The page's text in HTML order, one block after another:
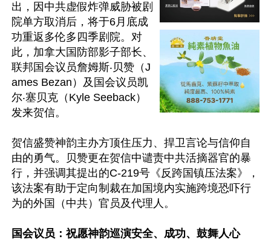
出，因中共虚假炸弹威胁被剧
院单方取消后，将于6月底成
功重返多伦多四季剧院。对
此，加拿大国防部影子部长、
联邦国会议员詹姆斯‧贝赞（J
ames Bezan）及国会议员凯
尔‧塞贝克（Kyle Seeback）
发来贺信。
贺信盛赞神韵主办方顶住压力、捍卫言论与信仰自
由的勇气。贝赞更在贺信中谴责中共活摘器官的暴
行，并强调其提出的C-219号《反跨国镇压法案》，
该法案有助于定向制裁在加国境内实施跨境恐吓行
为的外国（中共）官员及代理人。
国会议员：祝愿神韵巡演安全、成功、鼓舞人心